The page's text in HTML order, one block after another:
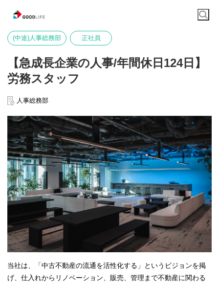
(中途)人事総務部 正社員
【急成長企業の人事/年間休日124日】
労務スタッフ
人事総務部
当社は、「中古不動産の流通を活性化する」というビジョンを掲
げ、仕入れからリノベーション、販売、管理まで不動産に関わる